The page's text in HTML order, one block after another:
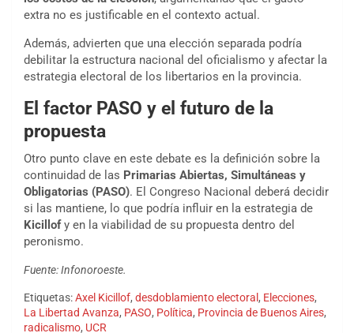
extra no es justificable en el contexto actual.
Además, advierten que una elección separada podría
debilitar la estructura nacional del oficialismo y afectar la
estrategia electoral de los libertarios en la provincia.
El factor PASO y el futuro de la
propuesta
Otro punto clave en este debate es la definición sobre la
continuidad de las Primarias Abiertas, Simultáneas y
Obligatorias (PASO). El Congreso Nacional deberá decidir
si las mantiene, lo que podría influir en la estrategia de
Kicillofy en la viabilidad de su propuesta dentro del
peronismo.
Fuente: Infonoroeste.
Etiquetas:Axel Kicillof, desdoblamiento electoral , Elecciones,
La Libertad Avanza, PASO, Política, Provincia de Buenos Aires,
radicalismo, UCR